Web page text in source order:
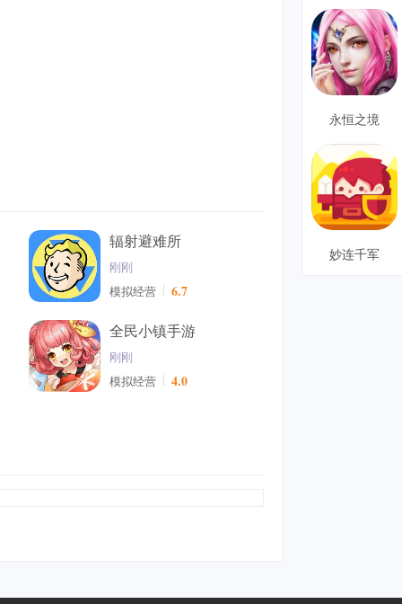
辐射避难所
刚刚
模拟经营
6.7
全民小镇手游
刚刚
模拟经营
4.0
永恒之境
妙连千军